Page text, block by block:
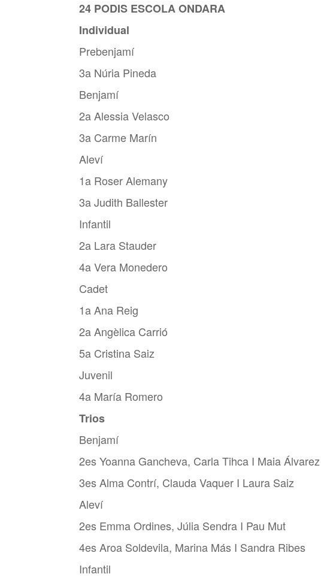
24 PODIS ESCOLA ONDARA
Individual
Prebenjamí
3a Núria Pineda
Benjamí
2a Alessia Velasco
3a Carme Marín
Aleví
1a Roser Alemany
3a Judith Ballester
Infantil
2a Lara Stauder
4a Vera Monedero
Cadet
1a Ana Reig
2a Angèlica Carrió
5a Cristina Saiz
Juvenil
4a María Romero
Trios
Benjamí
2es Yoanna Gancheva, Carla Tihca I Maia Álvarez
3es Alma Contrí, Clauda Vaquer I Laura Saiz
Aleví
2es Emma Ordines, Júlia Sendra I Pau Mut
4es Aroa Soldevila, Marina Más I Sandra Ribes
Infantil